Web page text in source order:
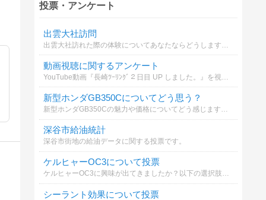
投票・アンケート
出雲大社訪問
動画視聴に関するアンケート
YouTube動画『長崎ﾂｰﾘﾝｸﾞ２日目 UP しました。』を視聴しますか？
新型ホンダGB350Cについてどう思う？
新型ホンダGB350Cの魅力や価格についてどう感じますか？
深谷市給油統計
深谷市街地の給油データに関する投票です。
ケルヒャーOC3について投票
ケルヒャーOC3に興味が出てきましたか？以下の選択肢からどれが気になりますか？
シーラント効果について投票